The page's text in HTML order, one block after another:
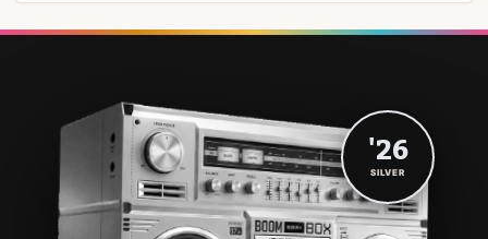
'26
SILVER